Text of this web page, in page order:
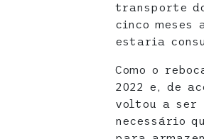
transporte
cinco meses
estaria
Como o
2022 e, de
voltou a ser
necessário